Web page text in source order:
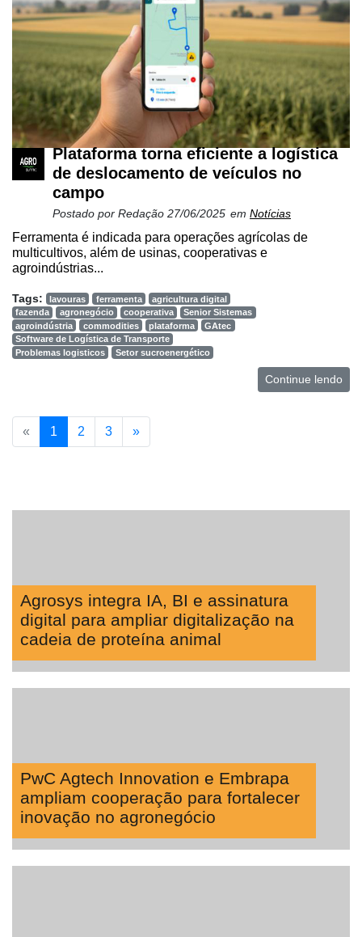
Plataforma torna eficiente a logística
de deslocamento de veículos no
campo
Postado por Redação 27/06/2025 em Notícias
Ferramenta é indicada para operações agrícolas de
multicultivos, além de usinas, cooperativas e
agroindústrias...
Tags: lavouras ferramenta
agricultura digital
fazenda
agronegócio cooperativa
Senior Sistemas
agroindústria
commodities plataforma
GAtec
Software de Logística de Transporte
Problemas logisticos
Setor sucroenergético
Continue lendo
« 1 2 3 »
Agrosys integra IA, BI e assinatura
digital para ampliar digitalização na
cadeia de proteína animal
PwC Agtech Innovation e Embrapa
ampliam cooperação para fortalecer
inovação no agronegócio